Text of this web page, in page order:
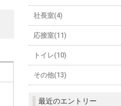
社長室(4)
応接室(11)
トイレ(10)
その他(13)
最近のエントリー